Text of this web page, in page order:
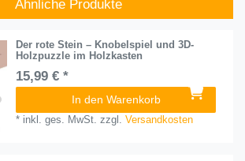
Ähnliche Produkte
Der rote Stein – Knobelspiel und 3D-
Holzpuzzle im Holzkasten
15,99 € *
In den Warenkorb
* inkl. ges. MwSt. zzgl.Versandkosten